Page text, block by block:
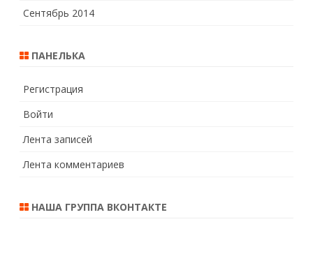
Сентябрь 2014
ПАНЕЛЬКА
Регистрация
Войти
Лента записей
Лента комментариев
НАША ГРУППА ВКОНТАКТЕ